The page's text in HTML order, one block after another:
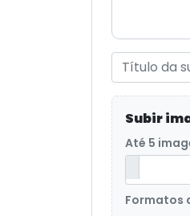
Subir
Até 5
Formatos